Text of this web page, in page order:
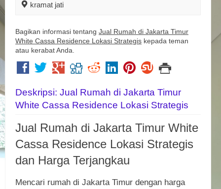
kramat jati
Bagikan informasi tentang Jual Rumah di Jakarta Timur
White Cassa Residence Lokasi Strategis kepada teman
atau kerabat Anda.
Deskripsi: Jual Rumah di Jakarta Timur
White Cassa Residence Lokasi Strategis
Jual Rumah di Jakarta Timur White
Cassa Residence Lokasi Strategis
dan Harga Terjangkau
Mencari rumah di Jakarta Timur dengan harga